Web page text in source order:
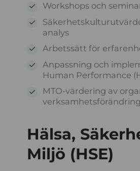
Workshops och
analys
Arbetssätt för
Anpassning och
Human Performance
MTO-värdering av
verksamhetsförändring
Hälsa,
Miljö (HSE)